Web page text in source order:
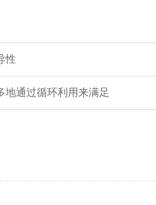
性
地通过循环利用来满足